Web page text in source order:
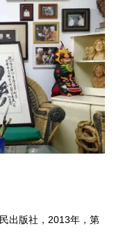
出版社，2013年，第